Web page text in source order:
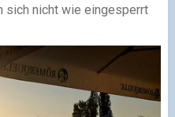
sich nicht wie eingesperrt